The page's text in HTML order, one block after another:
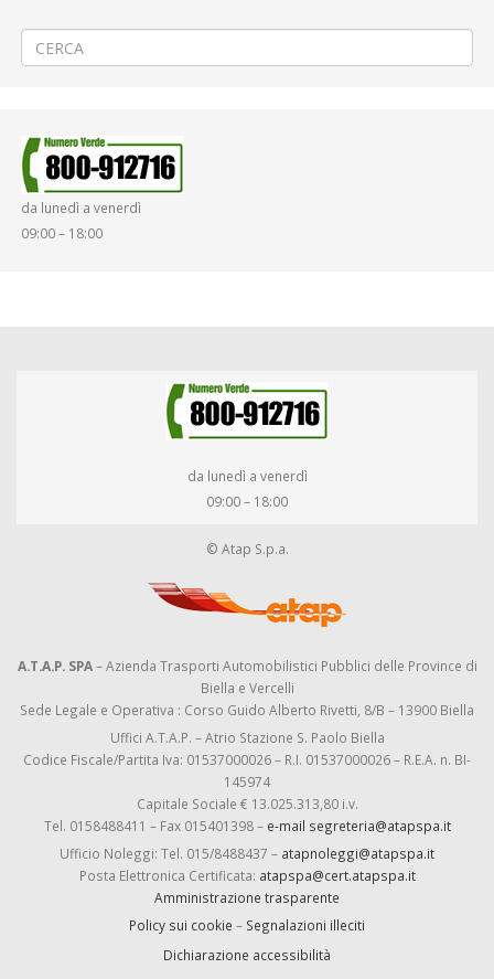
da lunedì a venerdì
09:00 – 18:00
da lunedì a venerdì
09:00 – 18:00
© Atap S.p.a.
A.T.A.P. SPA– Azienda Trasporti Automobilistici Pubblici delle Province di
Biella e Vercelli
Sede Legale e Operativa : Corso Guido Alberto Rivetti, 8/B – 13900 Biella
Uffici A.T.A.P. – Atrio Stazione S. Paolo Biella
Codice Fiscale/Partita Iva: 01537000026 – R.I. 01537000026 – R.E.A. n. BI-
145974
Capitale Sociale € 13.025.313,80 i.v.
Tel. 0158488411 – Fax 015401398 – e-mail segreteria@atapspa.it
Ufficio Noleggi: Tel. 015/8488437 – atapnoleggi@atapspa.it
Posta Elettronica Certificata: atapspa@cert.atapspa.it
Amministrazione trasparente
Policy sui cookie – Segnalazioni illeciti
Dichiarazione accessibilità